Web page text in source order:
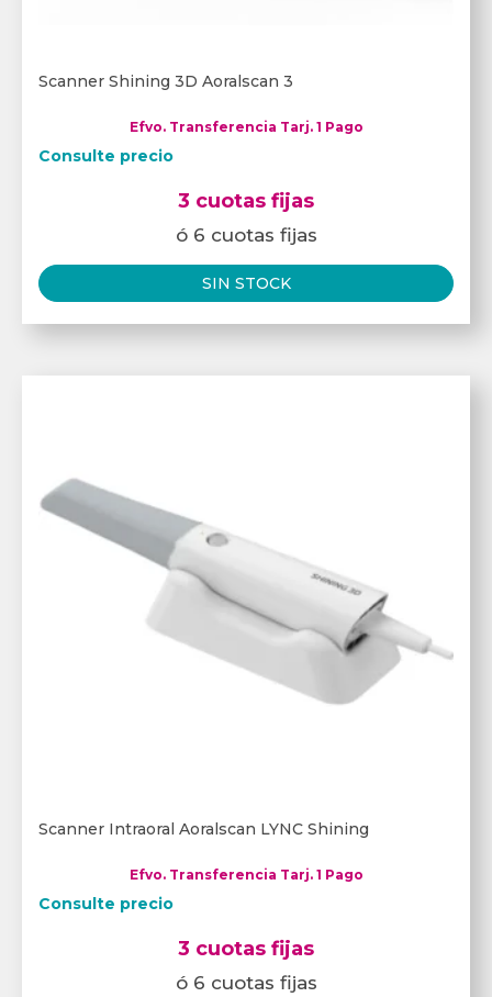
Scanner Shining 3D Aoralscan 3
Efvo. Transferencia Tarj. 1 Pago
Consulte precio
3 cuotas fijas
ó 6 cuotas fijas
SIN STOCK
Scanner Intraoral Aoralscan LYNC Shining
Efvo. Transferencia Tarj. 1 Pago
Consulte precio
3 cuotas fijas
ó 6 cuotas fijas